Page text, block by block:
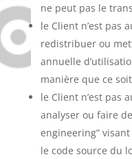
ne peut pas le
le Client n’est pas
redistribuer ou
annuelle
manière que ce
le Client n’est pas
analyser ou faire
engineering”
le code source du